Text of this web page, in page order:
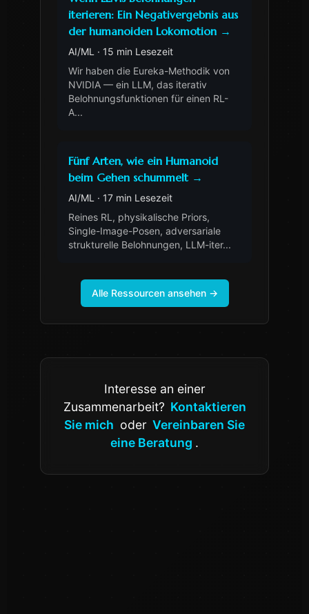
iterieren: Ein Negativergebnis aus
der humanoiden Lokomotion →
AI/ML · 15 min Lesezeit
Wir haben die Eureka-Methodik von
NVIDIA — ein LLM, das iterativ
Belohnungsfunktionen für einen RL-
A...
Fünf Arten, wie ein Humanoid
beim Gehen schummelt →
AI/ML · 17 min Lesezeit
Reines RL, physikalische Priors,
Single-Image-Posen, adversariale
strukturelle Belohnungen, LLM-iter...
Alle Ressourcen ansehen→
Interesse an einer
Zusammenarbeit? Kontaktieren
Sie mich oder Vereinbaren Sie
eine Beratung .